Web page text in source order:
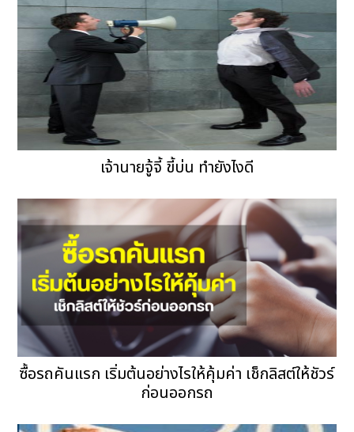
เจ้านายจู้จี้ ขี้บ่น ทำยังไงดี
ซื้อรถคันแรก เริ่มต้นอย่างไรให้คุ้มค่า เช็กลิสต์ให้ชัวร์
ก่อนออกรถ